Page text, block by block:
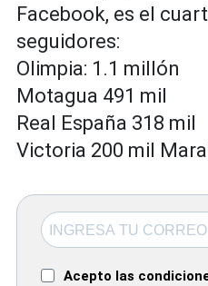
Facebook, es el
seguidores:
Olimpia: 1.1 millón
Motagua 491 mil
Real España 318 mil
Victoria 200 mil
Acepto las